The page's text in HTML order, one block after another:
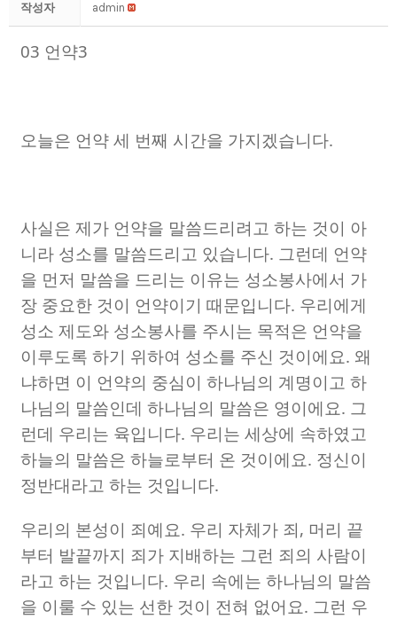
작성자 admin
03 언약3
오늘은 언약 세 번째 시간을 가지겠습니다.
사실은 제가 언약을 말씀드리려고 하는 것이 아
니라 성소를 말씀드리고 있습니다. 그런데 언약
을 먼저 말씀을 드리는 이유는 성소봉사에서 가
장 중요한 것이 언약이기 때문입니다. 우리에게
성소 제도와 성소봉사를 주시는 목적은 언약을
이루도록 하기 위하여 성소를 주신 것이에요. 왜
냐하면 이 언약의 중심이 하나님의 계명이고 하
나님의 말씀인데 하나님의 말씀은 영이에요. 그
런데 우리는 육입니다. 우리는 세상에 속하였고
하늘의 말씀은 하늘로부터 온 것이에요. 정신이
정반대라고 하는 것입니다.
우리의 본성이 죄예요. 우리 자체가 죄, 머리 끝
부터 발끝까지 죄가 지배하는 그런 죄의 사람이
라고 하는 것입니다. 우리 속에는 하나님의 말씀
을 이룰 수 있는 선한 것이 전혀 없어요. 그런 우